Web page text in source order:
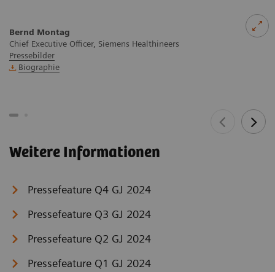
Bernd Montag
Chief Executive Officer, Siemens Healthineers
Pressebilder
Biographie
Weitere Informationen
Pressefeature Q4 GJ 2024
Pressefeature Q3 GJ 2024
Pressefeature Q2 GJ 2024
Pressefeature Q1 GJ 2024